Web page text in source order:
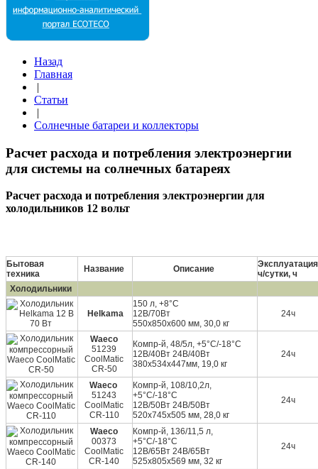
Назад
Главная
|
Статьи
|
Солнечные батареи и коллекторы
Расчет расхода и потребления электроэнергии
для системы на солнечных батареях
Расчет расхода и потребления электроэнергии для
холодильников 12 вольт
Бытовая
техника
Название Описание
Эксплуатация
ч/сутки, ч
Холодильники
Helkama
150 л, +8°C
12В/70Вт
550х850х600 мм, 30,0 кг
24ч
Waeco
51239
CoolMatic
CR-50
Компр-й, 48/5л, +5°C/-18°C
12В/40Вт 24В/40Вт
380х534х447мм, 19,0 кг
24ч
Waeco
51243
CoolMatic
CR-110
Компр-й, 108/10,2л,
+5°C/-18°C
12В/50Вт 24В/50Вт
520х745х505 мм, 28,0 кг
24ч
Waeco
00373
CoolMatic
CR-140
Компр-й, 136/11,5 л,
+5°C/-18°C
12В/65Вт 24В/65Вт
525х805х569 мм, 32 кг
24ч